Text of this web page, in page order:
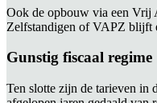
Ook de opbouw via een Vrij
Zelfstandigen of VAPZ blijft
Gunstig fiscaal regime
Ten slotte zijn de tarieven in